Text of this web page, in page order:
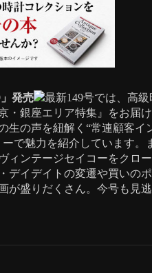
発売
最新149号では、高
・銀座エリア特集』をお届
生の声を紐解く“常連顧客イ
で魅力を紹介しています。
ィンテージセイコーをクロ
デイデイトの変遷や買いの
が盛りだくさん。今号も見